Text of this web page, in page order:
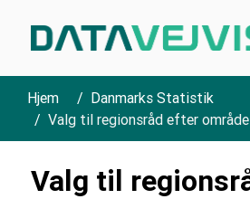
Hjem
Danmarks Statistik
Valg til regionsråd efter
Valg til